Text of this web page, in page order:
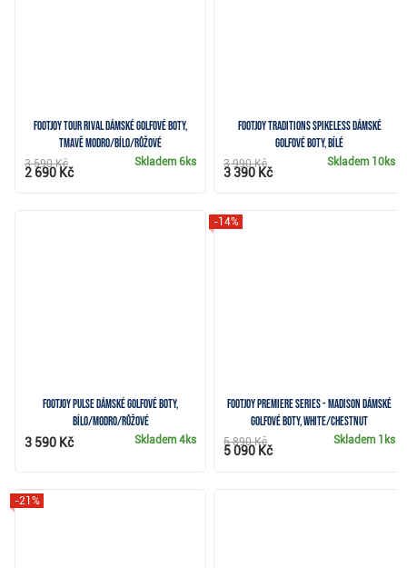
FootJoy Tour Rival dámské golfové boty,
tmavě modro/bílo/růžové
Skladem6ks
3 590 Kč
2 690 Kč
FootJoy Traditions Spikeless dámské
golfové boty, bílé
Skladem 10ks
3 990 Kč
3 390 Kč
FootJoy Pulse dámské golfové boty,
bílo/modro/růžové
Skladem4ks
3 590 Kč
FootJoy Premiere Series - Madison dámské
golfové boty, white/chestnut
-14%
Skladem 1ks
5 890 Kč
5 090 Kč
-21%